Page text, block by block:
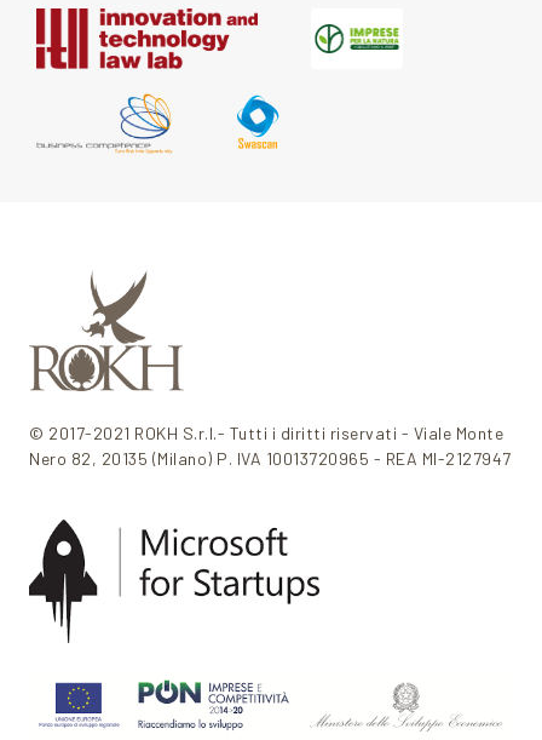
© 2017-2021 ROKH S.r.l.- Tutti i diritti riservati - Viale Monte
Nero 82, 20135 (Milano) P. IVA 10013720965 - REA MI-2127947